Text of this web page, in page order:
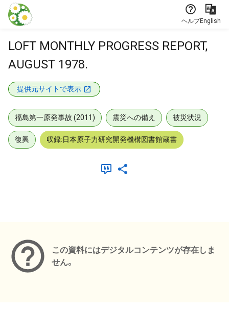
本文に飛ぶ
ヘルプEnglish
LOFT MONTHLY PROGRESS REPORT,
AUGUST 1978.
提供元サイトで表示
福島第一原発事故 (2011) 震災への備え 被災状況
復興 収録:日本原子力研究開発機構図書館蔵書
この資料にはデジタルコンテンツが存在しま
せん。